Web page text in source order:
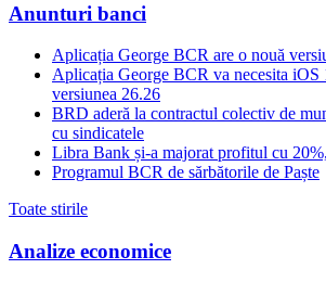
Anunturi banci
Aplicația George BCR are o nouă
Aplicația George BCR va necesita iOS
versiunea 26.26
BRD aderă la contractul colectiv de
cu sindicatele
Libra Bank și-a majorat profitul cu
Programul BCR de sărbătorile de Paște
Toate stirile
Analize economice